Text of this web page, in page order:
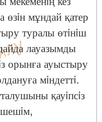
өзiн мұндай қатер
туралы өтiнiш
лауазымды
орынға ауыстыру
мiндеттi.
қауiпсiз
шешiм,